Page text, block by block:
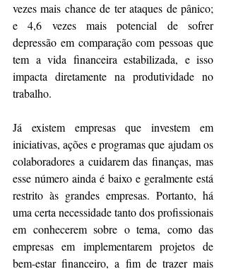
vezes mais chance de ter ataques de pânico;
e 4,6 vezes mais potencial de sofrer
depressão em comparação com pessoas que
tem a vida financeira estabilizada, e isso
impacta diretamente na produtividade no
trabalho.
Já existem empresas que investem em
iniciativas, ações e programas que ajudam os
colaboradores a cuidarem das finanças, mas
esse número ainda é baixo e geralmente está
restrito às grandes empresas. Portanto, há
uma certa necessidade tanto dos profissionais
em conhecerem sobre o tema, como das
empresas em implementarem projetos de
bem-estar financeiro, a fim de trazer mais